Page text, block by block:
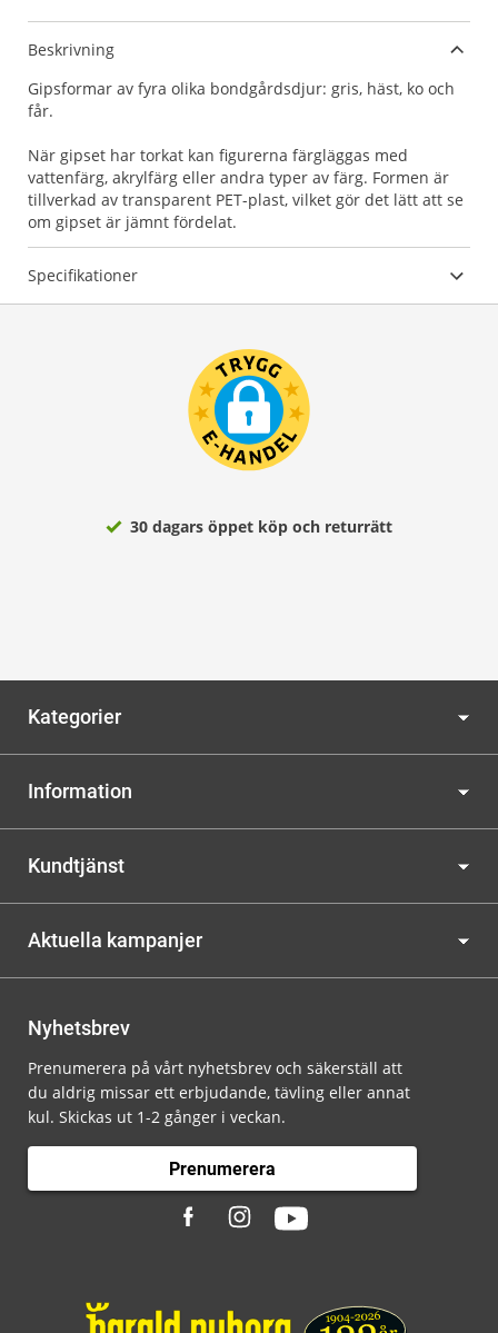
Beskrivning
Gipsformar av fyra olika bondgårdsdjur: gris, häst, ko och
får.
När gipset har torkat kan figurerna färgläggas med
vattenfärg, akrylfärg eller andra typer av färg. Formen är
tillverkad av transparent PET-plast, vilket gör det lätt att se
om gipset är jämnt fördelat.
Specifikationer
30 dagars öppet köp och returrätt
Kategorier
Information
Kundtjänst
Aktuella kampanjer
Nyhetsbrev
Prenumerera på vårt nyhetsbrev och säkerställ att
du aldrig missar ett erbjudande, tävling eller annat
kul. Skickas ut 1-2 gånger i veckan.
Prenumerera